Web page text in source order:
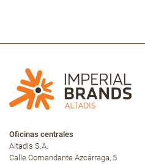
Oficinas centrales
Altadis S.A.
Calle Comandante Azcárraga, 5